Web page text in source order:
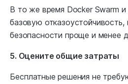
В то же время Docker Swarm
базовую отказоустойчивость,
безопасности проще и менее
5. Оцените общие затраты
Бесплатные решения не